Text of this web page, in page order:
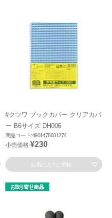
#クツワ ブックカバー クリアカバ
ー B6サイズ DH006
商品コード:4901478031274
小売価格 ¥230
お気に入りに登録